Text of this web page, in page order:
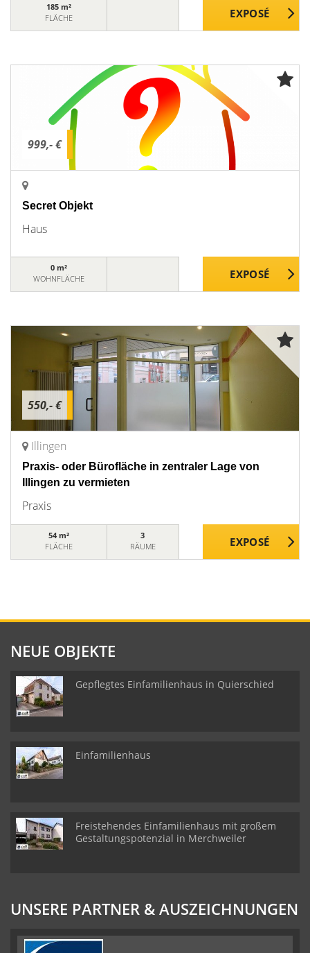
185 m²
FLÄCHE
999,- €
Secret Objekt
Haus
0 m²
WOHNFLÄCHE
550,- €
Illingen
Praxis- oder Bürofläche in zentraler Lage von
Illingen zu vermieten
Praxis
54 m²
FLÄCHE
3
RÄUME
NEUE OBJEKTE
Gepflegtes Einfamilienhaus in Quierschied
Einfamilienhaus
Freistehendes Einfamilienhaus mit großem
Gestaltungspotenzial in Merchweiler
UNSERE PARTNER & AUSZEICHNUNGEN